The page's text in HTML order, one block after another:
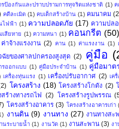
ป้องกันและปราบปรามการทุจริตแห่งชาติ (1) ค
คดีละเมิด (1) คบเด็กสร้างบ้าน (1) คมนาคม
ไฟฟ้า (1) ความปลอดภัย (17) ความปล
เสียหาย (1) ความหนา (1) คอนกรีต (50)
ค่าจ้างแรงงาน (2) คาน (1) ค่าแรงงาน (1)
ฉัยของศาลปกครองสูงสุด (2) คู่มือ
ออกแบบ (1) คู่มือประจำบ้าน (1) คู่มือมาต
เครื่องทุ่นแรง (1) เครื่องปรับอากาศ (2) เค
โครงสร้าง (18) โครงสร้างโกดัง (2)
สร้างทางรถไฟ (2) โครงสร้างรูปพรรณ
โครงสร้างอาคาร (3) โครงสร้างอาคารเก่า
งานดิน (9) งานทาง (27) งานทางสะ
นระบายน้ำ (1) งานวัด (1) งานสะพาน (3) งา